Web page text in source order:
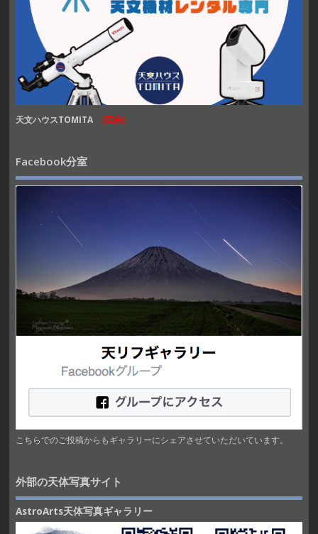
天文ハウスTOMITA (広告)
Facebook分室
こちらでのご投稿からもギャラリーにシェアさせていただいています。
外部の天体写真サイト
AstroArts天体写真ギャラリー